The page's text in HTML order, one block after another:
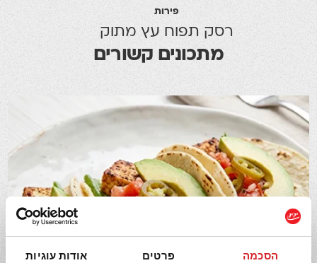
הסכמה פרטים אודות עוגיות
פירות
רסק תפוח עץ מתוק
מתכונים קשורים